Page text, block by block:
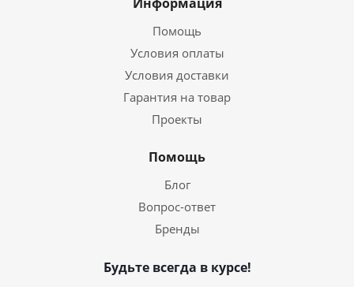
Помощь
Условия оплаты
Условия доставки
Гарантия на товар
Проекты
Помощь
Блог
Вопрос-ответ
Бренды
Будьте всегда в курсе!